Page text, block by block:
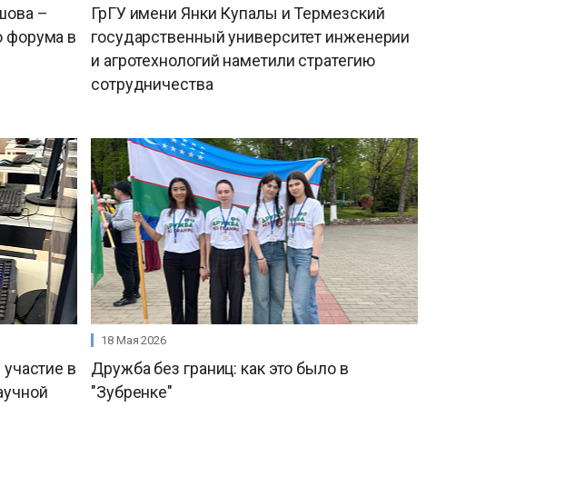
–
форума в
ГрГУ имени Янки Купалы и Термезский
государственный университет инженерии
и агротехнологий наметили стратегию
сотрудничества
в
18 Мая 2026
Дружба без границ: как это было в
"Зубренке"